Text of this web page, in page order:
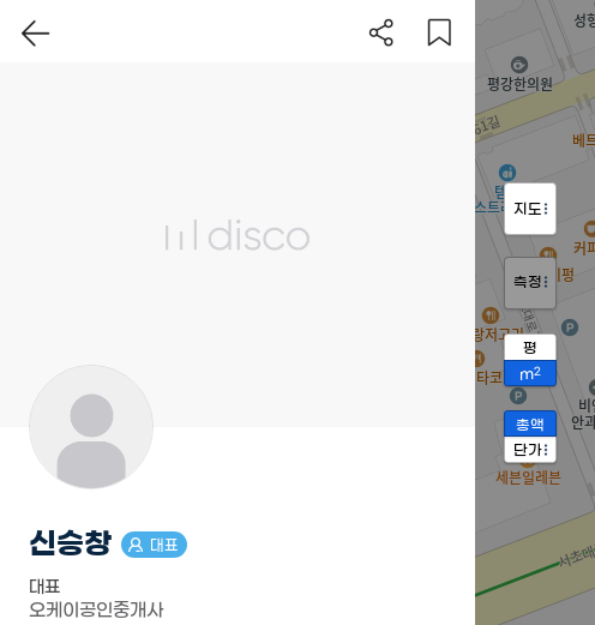
지도
측정
평
m2
총액
단가
신승창 대표
대표
오케이공인중개사